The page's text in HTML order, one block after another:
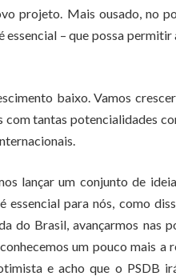
projeto. Mais ousado, no
– que possa
baixo. Vamos
com tantas potencialidades
lançar um conjunto de
para nós, como
do Brasil, avançarmos nas
um pouco mais a
e acho que o PSDB